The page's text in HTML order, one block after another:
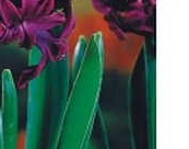
химия